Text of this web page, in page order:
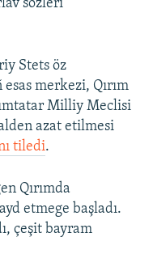
sözleri
Stets öz
merkezi, Qırım
Milliy Meclisi
azat etilmesi
tiledi.
Qırımda
etmege başladı.
çeşit bayram